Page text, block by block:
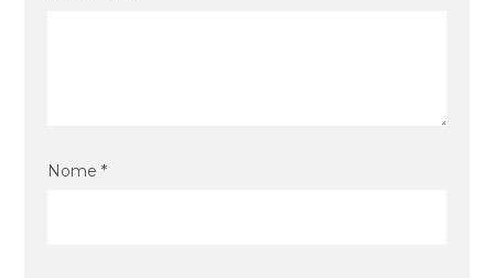
Nome *